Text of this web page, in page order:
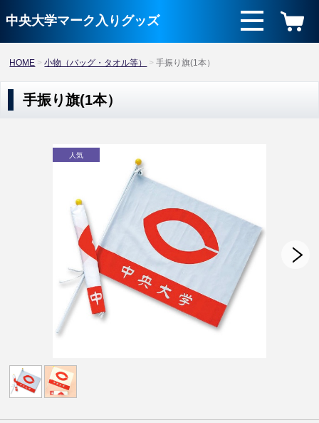
中央大学マーク入りグッズ
HOME 小物（バッグ・タオル等） 手振り旗(1本）
手振り旗(1本）